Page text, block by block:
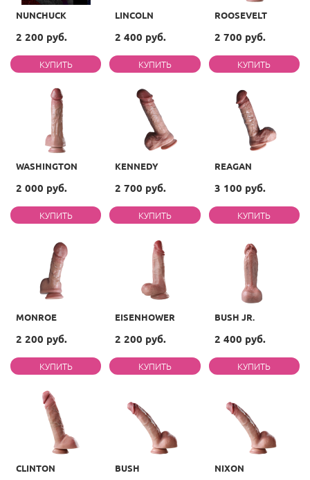
NUNCHUCK
2 200 руб.
LINCOLN
2 400 руб.
ROOSEVELT
2 700 руб.
WASHINGTON
2 000 руб.
KENNEDY
2 700 руб.
REAGAN
3 100 руб.
MONROE
2 200 руб.
EISENHOWER
2 200 руб.
BUSH JR.
2 400 руб.
CLINTON BUSH NIXON